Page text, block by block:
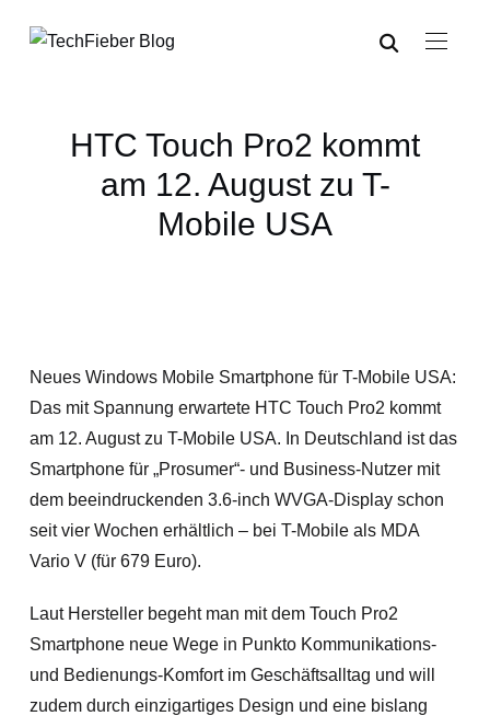
HTC Touch Pro2 kommt
am 12. August zu T-
Mobile USA
Neues Windows Mobile Smartphone für T-Mobile USA:
Das mit Spannung erwartete HTC Touch Pro2 kommt
am 12. August zu T-Mobile USA. In Deutschland ist das
Smartphone für „Prosumer“- und Business-Nutzer mit
dem beeindruckenden 3.6-inch WVGA-Display schon
seit vier Wochen erhältlich – bei T-Mobile als MDA
Vario V (für 679 Euro).
Laut Hersteller begeht man mit dem Touch Pro2
Smartphone neue Wege in Punkto Kommunikations-
und Bedienungs-Komfort im Geschäftsalltag und will
zudem durch einzigartiges Design und eine bislang